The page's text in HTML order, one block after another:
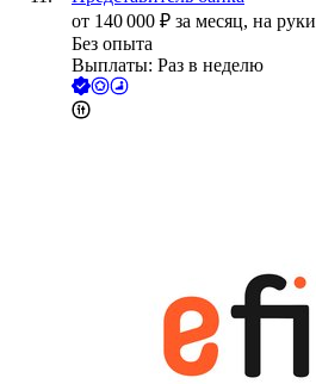
от 140 000 ₽ за месяц, на руки
Без опыта
Выплаты: Раз в неделю